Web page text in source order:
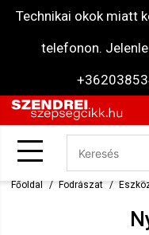
Technikai okok miatt
telefonon.
Főoldal Fodrászat